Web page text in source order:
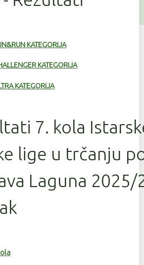
KATEGORIJA
KATEGORIJA
KATEGORIJA
7. kola
lige u trčanju
Laguna 2025/